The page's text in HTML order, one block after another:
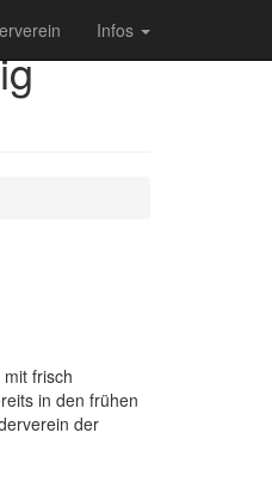
Infos
frisch
in den frühen
der